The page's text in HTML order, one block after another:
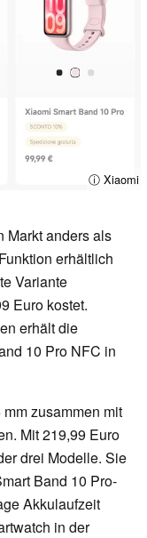
ⓘ Xiaomi
Markt anders als
erhältlich
Variante
Euro kostet.
erhält die
10 Pro NFC in
zusammen mit
Mit 219,99 Euro
drei Modelle. Sie
Band 10 Pro-
Akkulaufzeit
in der